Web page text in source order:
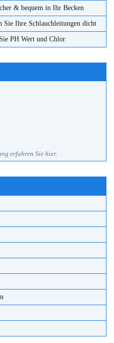
& bequem in Ihr Becken
Sie Ihre Schlauchleitungen dicht
PH Wert und Chlor
erfahren Sie hier.